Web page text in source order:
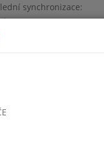
synchronizace:
26.6.2026 6:33
objednávek
organizace